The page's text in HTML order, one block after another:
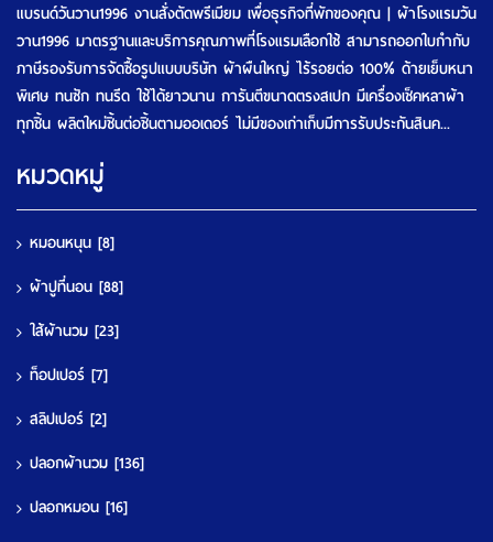
แบรนด์วันวาน1996 งานสั่งตัดพรีเมียม เพื่อธุรกิจที่พักของคุณ | ผ้าโรงแรมวัน
วาน1996 มาตรฐานและบริการคุณภาพที่โรงแรมเลือกใช้ สามารถออกใบกำกับ
ภาษีรองรับการจัดซื้อรูปแบบบริษัท ผ้าผืนใหญ่ ไร้รอยต่อ 100% ด้ายเย็บหนา
พิเศษ ทนซัก ทนรีด ใช้ได้ยาวนาน การันตีขนาดตรงสเปก มีเครื่องเช็คหลาผ้า
ทุกชิ้น ผลิตใหม่ชิ้นต่อชิ้นตามออเดอร์ ไม่มีของเก่าเก็บมีการรับประกันสินค...
หมวดหมู่
หมอนหนุน [8]
ผ้าปูที่นอน [88]
ใส้ผ้านวม [23]
ท็อปเปอร์ [7]
สลิปเปอร์ [2]
ปลอกผ้านวม [136]
ปลอกหมอน [16]